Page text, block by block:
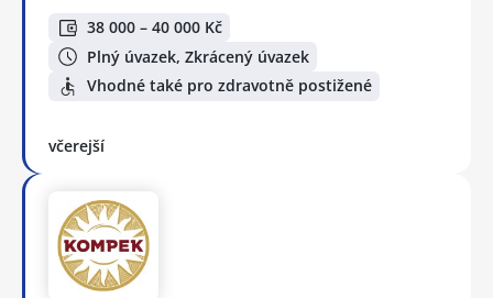
38 000 – 40 000 Kč
Plný úvazek, Zkrácený úvazek
Vhodné také pro zdravotně postižené
včerejší